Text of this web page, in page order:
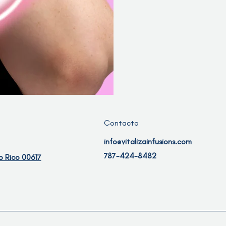
Rico 00617
Contacto
info@vitalizainfusions.com
787-424-8482